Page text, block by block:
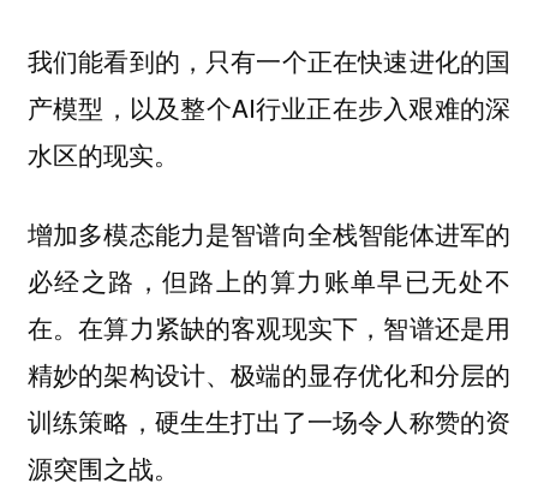
我们能看到的，只有一个正在快速进化的国
产模型，以及整个AI行业正在步入艰难的深
水区的现实。
增加多模态能力是智谱向全栈智能体进军的
必经之路，但路上的算力账单早已无处不
在。在算力紧缺的客观现实下，智谱还是用
精妙的架构设计、极端的显存优化和分层的
训练策略，硬生生打出了一场令人称赞的资
源突围之战。